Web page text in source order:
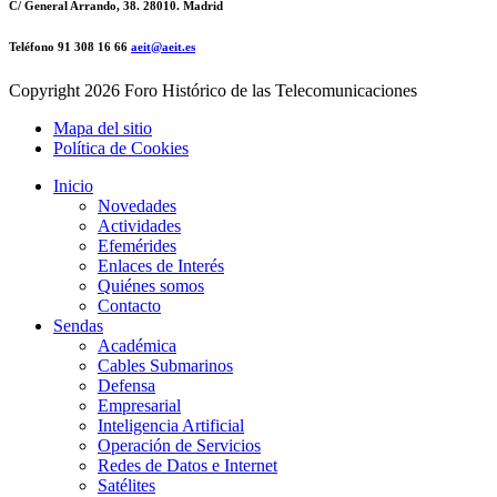
C/ General Arrando, 38. 28010. Madrid
Teléfono 91 308 16 66 aeit@aeit.es
Copyright 2026 Foro Histórico de las Telecomunicaciones
Mapa del sitio
Política de Cookies
Inicio
Novedades
Actividades
Efemérides
Enlaces de Interés
Quiénes somos
Contacto
Sendas
Académica
Cables Submarinos
Defensa
Empresarial
Inteligencia Artificial
Operación de Servicios
Redes de Datos e Internet
Satélites